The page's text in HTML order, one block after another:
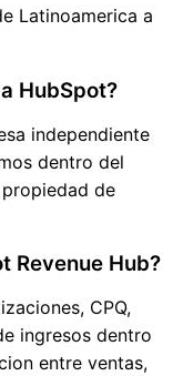
Latinoamerica a
HubSpot?
independiente
dentro del
de
Revenue Hub?
CPQ,
ingresos dentro
entre ventas,